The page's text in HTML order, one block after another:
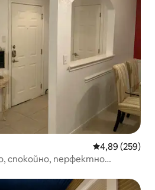
Средна
4,89 (259)
спокойно, перфектно